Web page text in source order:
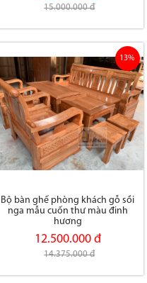
15.000.000 đ
Bộ bàn ghế phòng khách gỗ sồi
nga mẫu cuốn thư màu đinh
hương
12.500.000 đ
14.375.000 đ
13%